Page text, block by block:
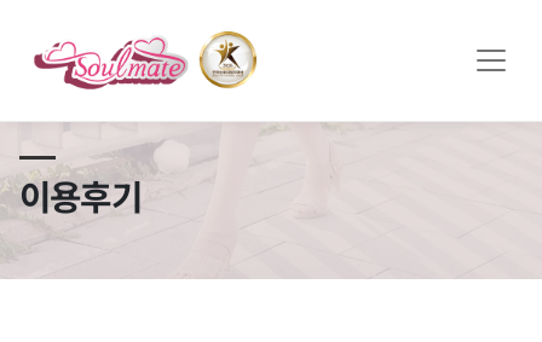
이용후기
쏠메이트×토모토모 프로모션 영상 full버전 보러가기